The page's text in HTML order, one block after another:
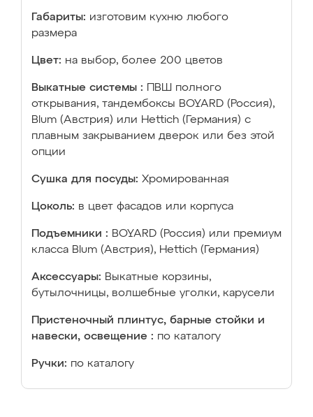
Габариты: изготовим кухню любого
размера
Цвет: на выбор, более 200 цветов
Выкатные системы :
ПВШ полного
открывания, тандембоксы BOYARD (Россия),
Blum (Австрия) или Hettich (Германия) с
плавным закрыванием дверок или без этой
опции
Сушка для посуды: Хромированная
Цоколь: в цвет фасадов или корпуса
Подъемники : BOYARD (Россия) или премиум
класса Blum (Австрия), Hettich (Германия)
Аксессуары: Выкатные корзины,
бутылочницы, волшебные уголки, карусели
Пристеночный плинтус, барные стойки и
навески, освещение : по каталогу
Ручки: по каталогу